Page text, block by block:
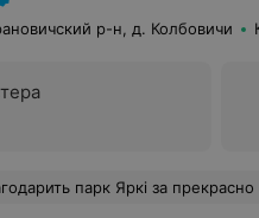
р-н, д. Колбовичи
дочери! Красивейший шатер и территория вокруг. Кухня великолепная, понравилось всем гостям. Уровень обслуживания персонала на высоте! Молодоженам был в подарок предоставлен номер в этом